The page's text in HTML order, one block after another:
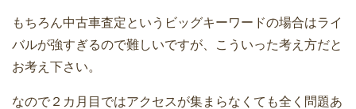
もちろん中古車査定というビッグキーワードの場合はライ
バルが強すぎるので難しいですが、こういった考え方だと
お考え下さい。
なので２カ月目ではアクセスが集まらなくても全く問題あ